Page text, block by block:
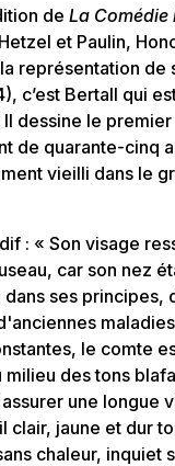
de La Comédie
et Paulin,
représentation de
c’est Bertall qui
dessine le
de quarante-cinq
vieilli dans le
: « Son visage
car son nez
ses principes,
le comte
des tons
une longue
clair, jaune et dur
chaleur, inquiet